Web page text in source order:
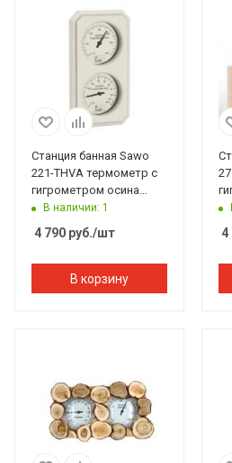
Станция банная Sawo
221-THVА термометр с
гигрометром осина
125*200 мм
В наличии: 1
4 790 руб./шт
В корзину
4